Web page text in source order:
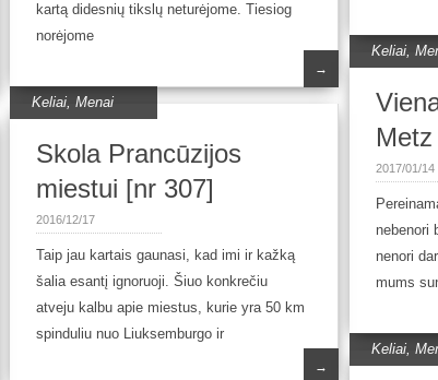
kartą didesnių tikslų neturėjome. Tiesiog
norėjome
→
Keliai,
2017/01/14
nebenori
nenori
mums
Keliai,Menai
Skola Prancūzijos
miestui [nr 307]
2016/12/17
Taip jau kartais gaunasi, kad imi ir kažką
šalia esantį ignoruoji. Šiuo konkrečiu
atveju kalbu apie miestus, kurie yra 50 km
spinduliu nuo Liuksemburgo ir
→
Keliai,